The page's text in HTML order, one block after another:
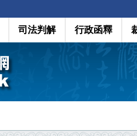
司法判解 行政函釋